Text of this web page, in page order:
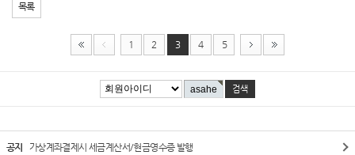
목록
1 2 3 4 5
공지 가상계좌결제시 세금계산서/현금영수증 발행